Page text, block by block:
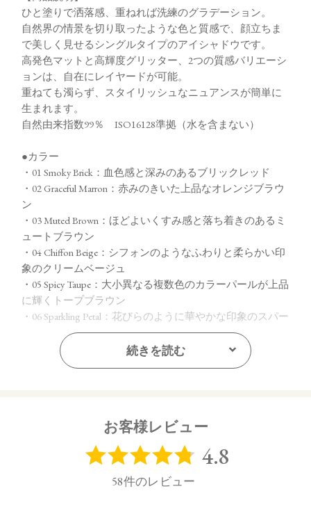
ひと塗りで洒落感、重ねれば洗練のグラデーション。
自然界の情景を切り取ったような色と質感で、顔立ちま
で美しく見せるシングルタイプのアイシャドウです。
高発色マットと高輝度グリッター、2つの質感バリエーシ
ョンは、自在にレイヤードが可能。
重ねても濁らず、スタイリッシュなニュアンスが簡単に
生まれます。
自然由来指数99％ ISO16128準拠（水を含まない）
●カラー
・01 Smoky Brick：血色感と深みのあるブリックレッド
・02 Graceful Marron：赤みのきいた上品なオレンジブラウ
ン
・03 Muted Brown：ほどよいくすみ感と落ち着きのあるミ
ュートブラウン
・04 Chiffon Beige：シフォンのようなふわりと柔らかい印
象のクリームベージュ
・05 Spicy Taupe：大小異なる複数色のカラーパールが上品
に輝くトープブラウン
・06 Sparkling Petal：花びらのように華やかな印象のスパー
クリングピンク
・07 Dazzling Sugar：繊細なカラーパールが瞬く間に輝き
を増すダズリングゴールド
指先またはお手持ちのチップやブラシで適量をとり、まぶた
続きを読む
お客様レビュー